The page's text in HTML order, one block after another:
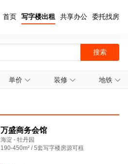
首页 写字楼出租 共享办公 委托找房
单价 装修 地铁
万盛商务会馆
海淀 - 牡丹园
190-450m² / 5套写字楼房源可租